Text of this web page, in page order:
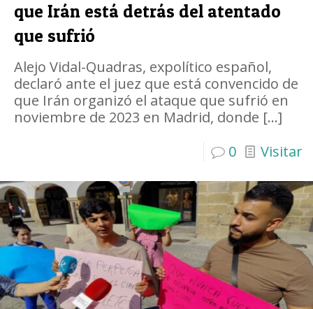
que Irán está detrás del atentado
que sufrió
Alejo Vidal-Quadras, expolítico español,
declaró ante el juez que está convencido de
que Irán organizó el ataque que sufrió en
noviembre de 2023 en Madrid, donde […]
0
Visitar